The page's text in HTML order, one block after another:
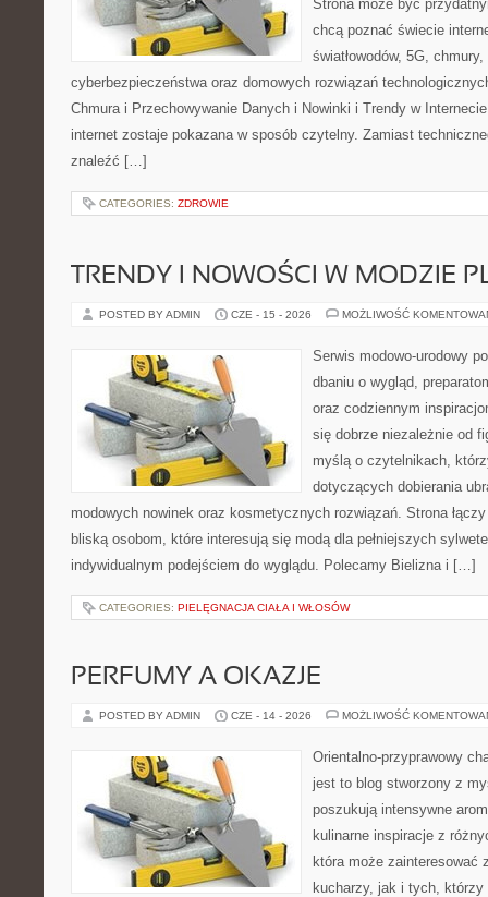
Strona może być
chcą poznać świecie
światłowodów, 5G,
cyberbezpieczeństwa oraz domowych rozwiązań
Chmura i Przechowywanie Danych i Nowinki i Trendy w
internet zostaje pokazana w sposób czytelny. Zamiast
znaleźć […]
CATEGORIES: ZDROWIE
TRENDY I NOWOŚCI W MODZIE
POSTED BY ADMIN CZE - 15 - 2026 MOŻLIWOŚĆ
Serwis modowo-urodowy
dbaniu o wygląd,
oraz codziennym
się dobrze niezależnie od
myślą o czytelnikach,
dotyczących dobierania
modowych nowinek oraz kosmetycznych rozwiązań. Strona
bliską osobom, które interesują się modą dla pełniejszych
indywidualnym podejściem do wyglądu. Polecamy Bielizna i […]
CATEGORIES: PIELĘGNACJA CIAŁA I WŁOSÓW
PERFUMY A OKAZJE
POSTED BY ADMIN CZE - 14 - 2026 MOŻLIWOŚĆ
Orientalno-przyprawowy
jest to blog stworzony z
poszukują intensywne
kulinarne inspiracje z
która może zainteresować
kucharzy, jak i tych, którzy